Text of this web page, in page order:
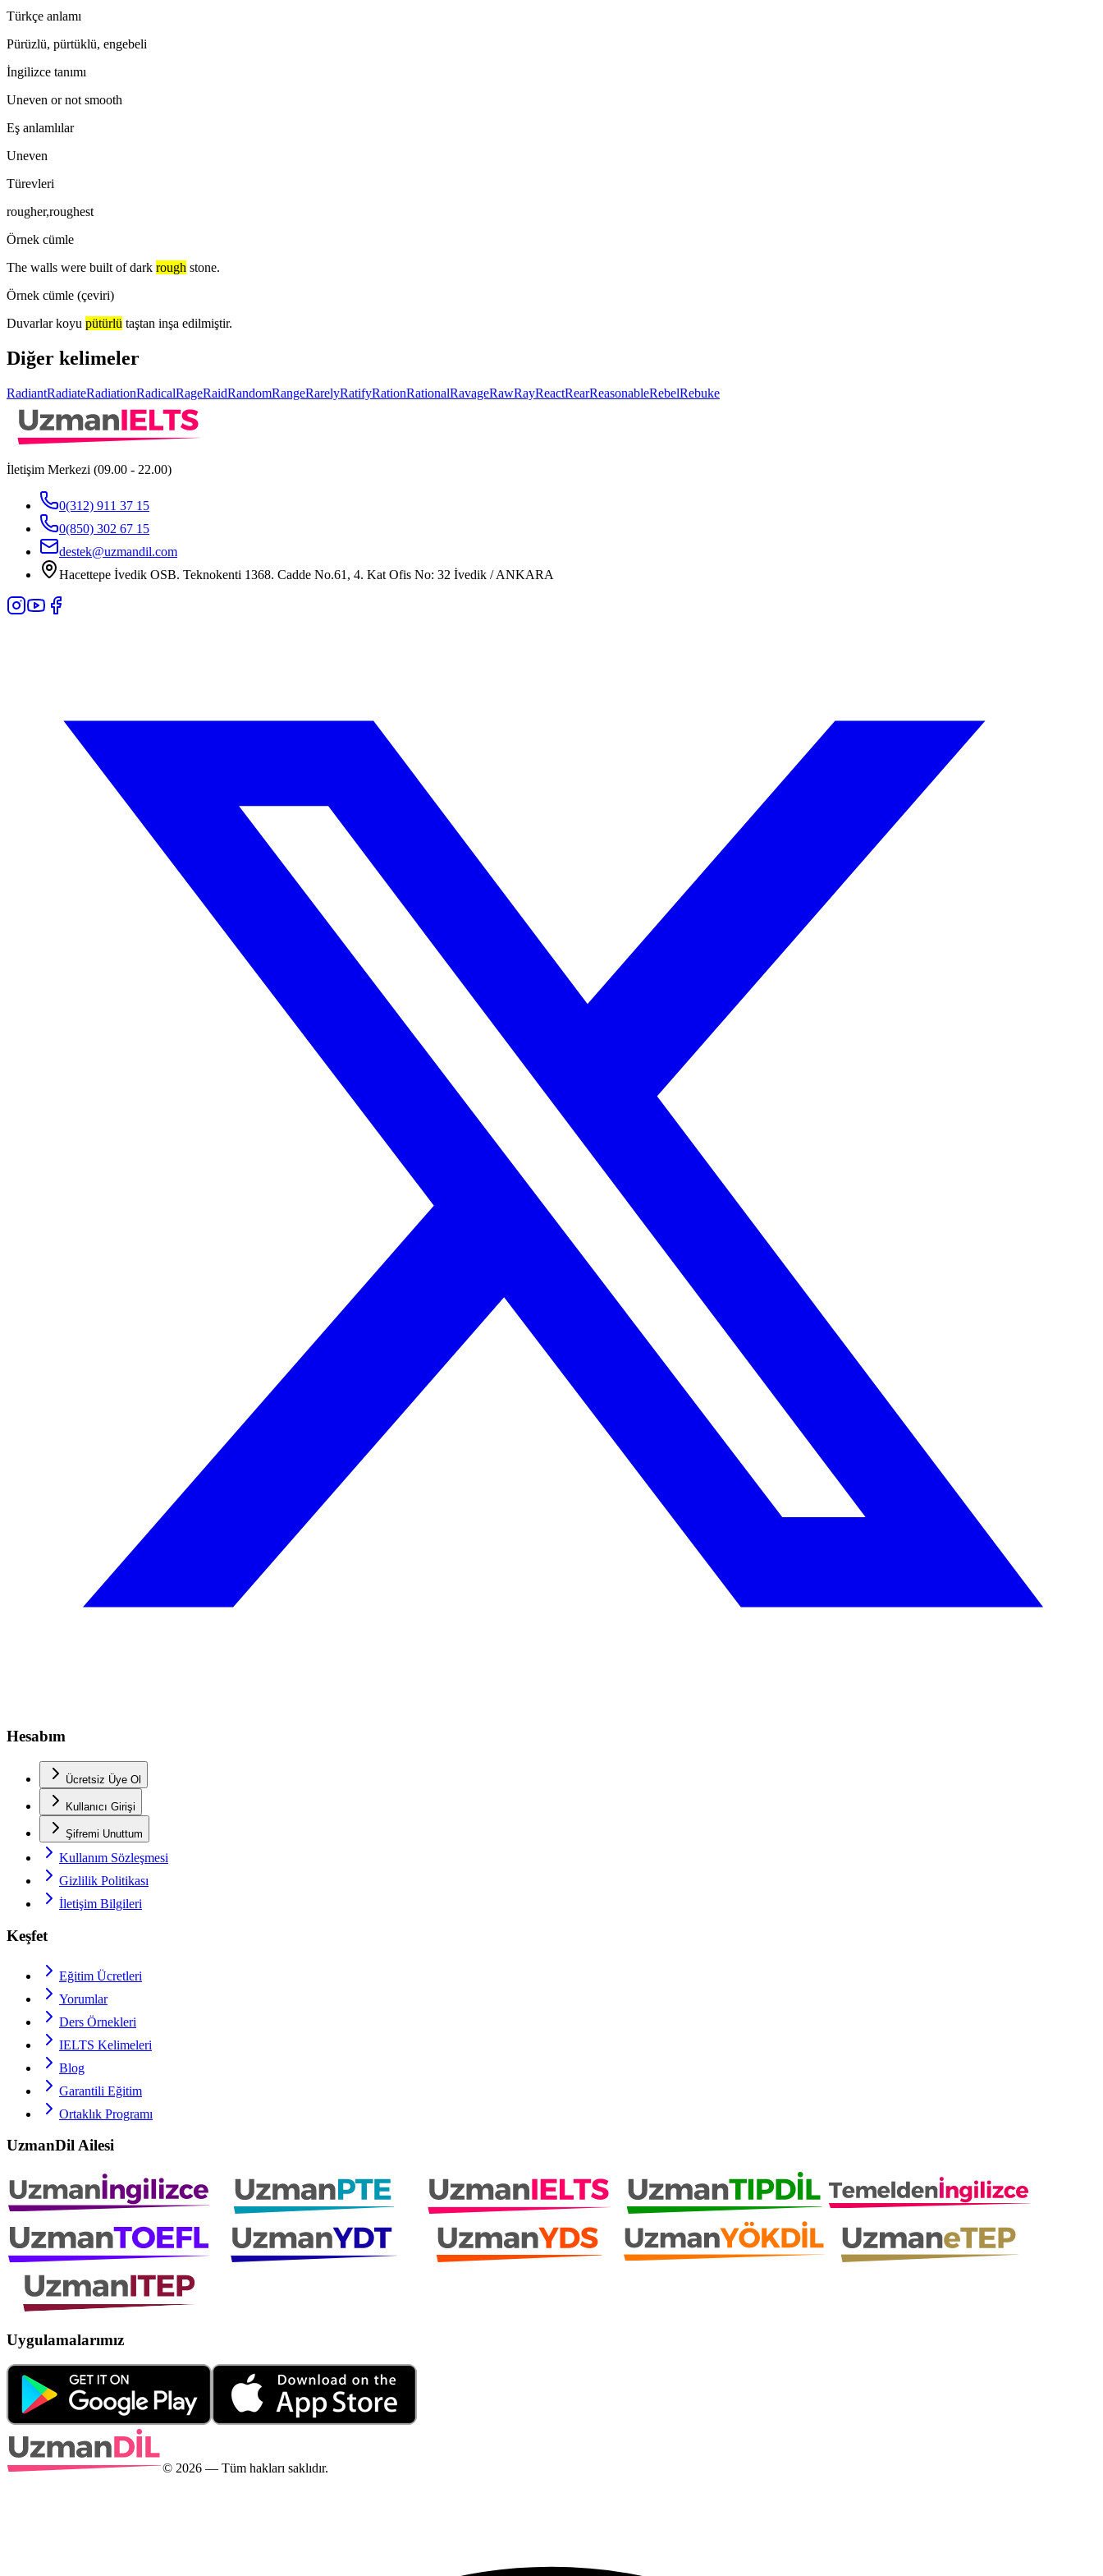
Türkçe anlamı
Pürüzlü, pürtüklü, engebeli
İngilizce tanımı
Uneven or not smooth
Eş anlamlılar
Uneven
Türevleri
rougher,roughest
Örnek cümle
The walls were built of dark rough stone.
Örnek cümle (çeviri)
Duvarlar koyu pütürlü taştan inşa edilmiştir.
Diğer kelimeler
RadiantRadiateRadiationRadicalRageRaidRandomRangeRarelyRatifyRationRationalRavageRawRayReactRearReasonableRebelRebuke
İletişim Merkezi (09.00 - 22.00)
0(312) 911 37 15
0(850) 302 67 15
destek@uzmandil.com
Hacettepe İvedik OSB. Teknokenti 1368. Cadde No.61, 4. Kat Ofis No: 32 İvedik / ANKARA
Hesabım
Ücretsiz Üye Ol
Kullanıcı Girişi
Şifremi Unuttum
Kullanım Sözleşmesi
Gizlilik Politikası
İletişim Bilgileri
Keşfet
Eğitim Ücretleri
Yorumlar
Ders Örnekleri
IELTS Kelimeleri
Blog
Garantili Eğitim
Ortaklık Programı
UzmanDil Ailesi
Uygulamalarımız
© 2026 — Tüm hakları saklıdır.